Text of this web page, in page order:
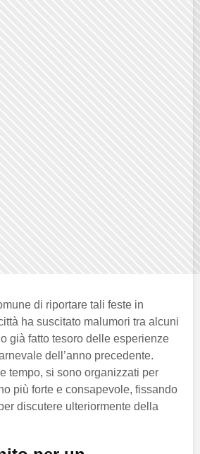
di riportare tali feste in
ha suscitato malumori tra alcuni
già fatto tesoro delle esperienze
dell’anno precedente.
tempo, si sono organizzati per
più forte e consapevole, fissando
discutere ulteriormente della